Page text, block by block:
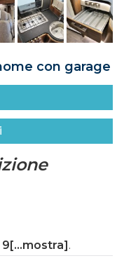
con garage
9[...mostra].